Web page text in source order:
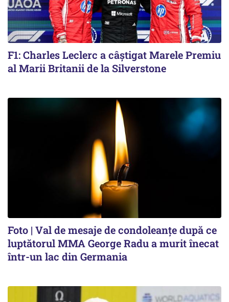
F1: Charles Leclerc a câștigat Marele Premiu
al Marii Britanii de la Silverstone
Foto | Val de mesaje de condoleanțe după ce
luptătorul MMA George Radu a murit înecat
într-un lac din Germania